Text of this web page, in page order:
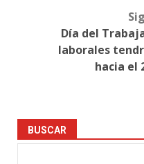
Día del
laborales
hacia el
BUSCAR